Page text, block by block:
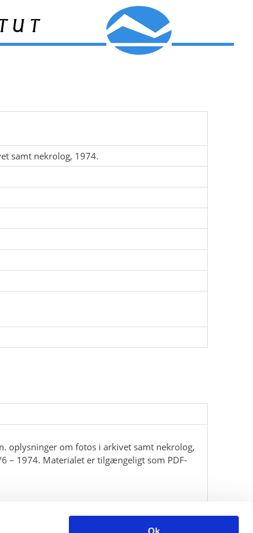
Ok
samt nekrolog, 1974.
oplysninger om fotos i arkivet samt nekrolog,
– 1974. Materialet er tilgængeligt som PDF-